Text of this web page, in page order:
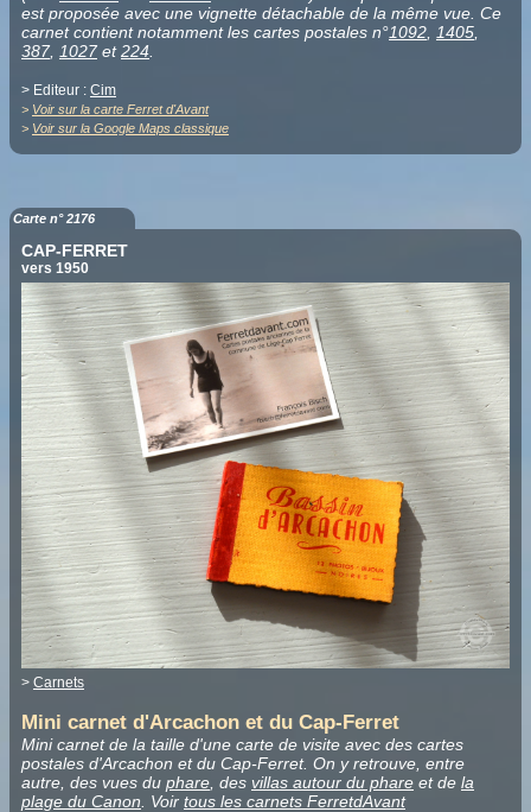
est proposée avec une vignette détachable de la même vue. Ce
carnet contient notamment les cartes postales n°1092, 1405,
387, 1027 et224.
> Editeur : Cim
> Voir sur la carte Ferret d'Avant
> Voir sur la Google Maps classique
Carte n° 2176
CAP-FERRET
vers 1950
> Carnets
Mini carnet d'Arcachon et du Cap-Ferret
Mini carnet de la taille d'une carte de visite avec des cartes
postales d'Arcachon et du Cap-Ferret. On y retrouve, entre
autre, des vues du phare , des villas autour du phare et de la
plage du Canon . Voir tous les carnets FerretdAvant